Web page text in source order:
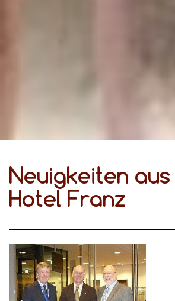
Neuigkeiten
Hotel Franz